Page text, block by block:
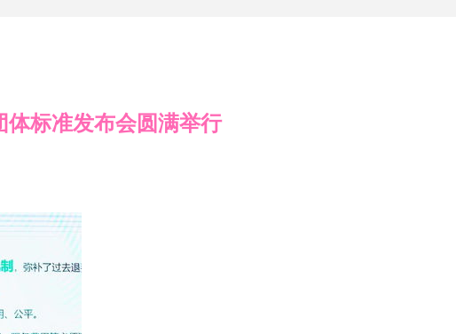
标准发布会圆满举行